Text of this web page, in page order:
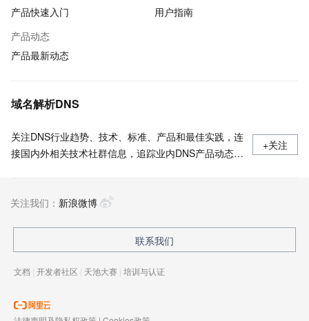
产品快速入门
用户指南
产品动态
产品最新动态
域名解析DNS
关注DNS行业趋势、技术、标准、产品和最佳实践，连
接国内外相关技术社群信息，追踪业内DNS产品动态，
+关注
关注我们： 新浪微博
联系我们
文档 | 开发者社区 | 天池大赛 | 培训与认证